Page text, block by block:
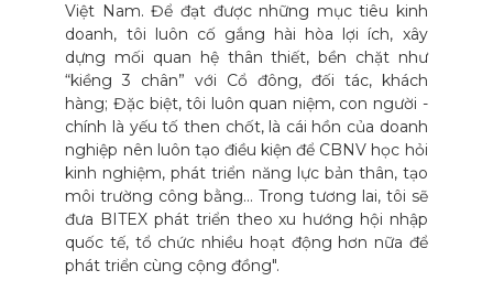
Việt Nam. Để đạt được những mục tiêu kinh
doanh, tôi luôn cố gắng hài hòa lợi ích, xây
dựng mối quan hệ thân thiết, bền chặt như
“kiềng 3 chân” với Cổ đông, đối tác, khách
hàng; Đặc biệt, tôi luôn quan niệm, con người -
chính là yếu tố then chốt, là cái hồn của doanh
nghiệp nên luôn tạo điều kiện để CBNV học hỏi
kinh nghiệm, phát triển năng lực bản thân, tạo
môi trường công bằng... Trong tương lai, tôi sẽ
đưa BITEX phát triển theo xu hướng hội nhập
quốc tế, tổ chức nhiều hoạt động hơn nữa để
phát triển cùng cộng đồng".